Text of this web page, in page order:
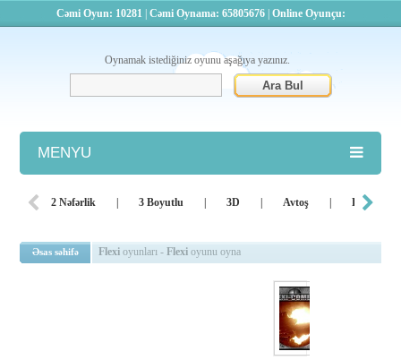
Cəmi Oyun: 10281| Cəmi Oynama: 65805676| Online Oyunçu:
Oynamak istediğiniz oyunu aşağıya yazınız.
MENYU
Atış
2 Nəfərlik 3 Boyutlu 3D Avtoş Bacarıq
Əsas səhifə Flexi oyunları -Flexi oyunu oyna